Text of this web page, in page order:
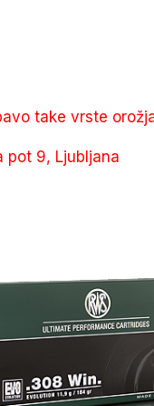
take vrste
pot 9, Ljubljana